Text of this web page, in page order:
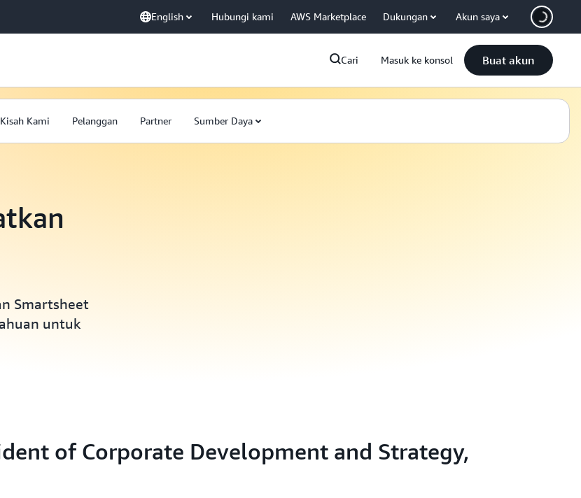
English Hubungi kami AWS Marketplace Dukungan Akun saya
Cari Masuk ke konsol Buat akun
Kisah Kami Pelanggan Partner Sumber Daya
Smartsheet
untuk
of Corporate Development and Strategy,